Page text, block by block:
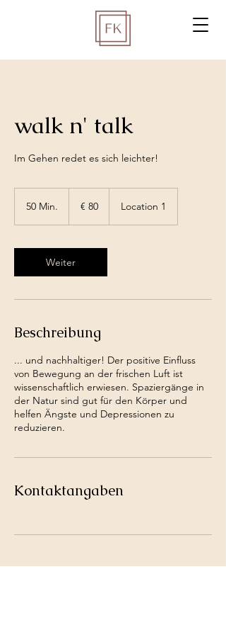
walk n' talk
Im Gehen redet es sich leichter!
50 Min.
i
n
.
€ 80 Location 1
Weiter
Beschreibung
... und nachhaltiger! Der positive Einfluss
von Bewegung an der frischen Luft ist
wissenschaftlich erwiesen. Spaziergänge in
der Natur sind gut für den Körper und
helfen Ängste und Depressionen zu
reduzieren.
Kontaktangaben